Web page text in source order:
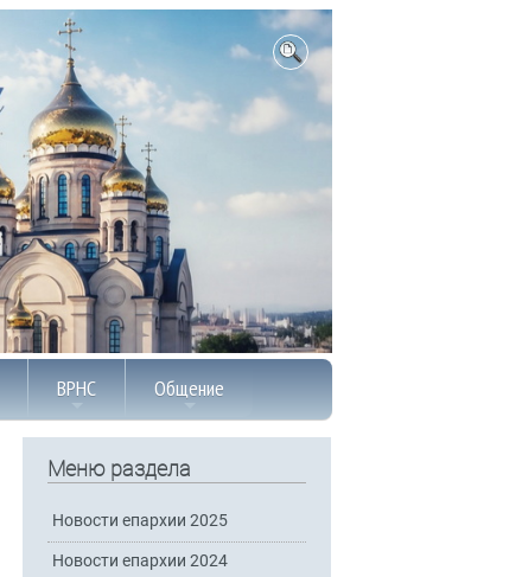
ВРНС Общение
Меню раздела
Новости епархии 2025
Новости епархии 2024